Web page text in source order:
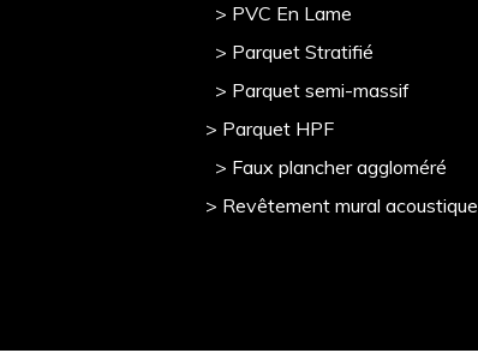
> PVC En Lame
> Parquet Stratifié
> Parquet semi-massif
> Parquet HPF
> Faux plancher aggloméré
> Revêtement mural acoustique